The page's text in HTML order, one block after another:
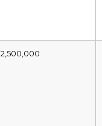
2,500,000